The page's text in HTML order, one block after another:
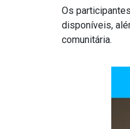
Os
disponíveis,
comunitária.